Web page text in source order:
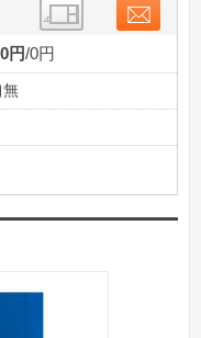
円 0円
無